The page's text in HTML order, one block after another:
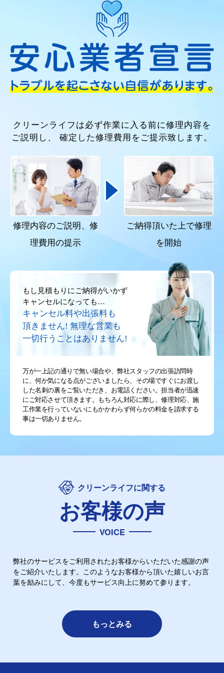
クリーンライフは必ず作業に入る前に修理内容を
ご説明し、
確定した修理費用をご提示致します。
修理内容のご説明、 修
理費用の提示
ご納得頂いた上で修理
を開始
もし見積もりにご納得がいかず
キャンセルになっても…
キャンセル料や出張料も
頂きません! 無理な営業も
一切行うことはありません!
万が一上記の通りで無い場合や、弊社スタッフの出張訪問時
に、何か気になる点がございましたら、その場ですぐにお渡し
した名刺の裏をご覧いただき、お電話ください。担当者が迅速
にご対応させて頂きます。もちろん対応に際し、修理対応、施
工作業を行っていないにもかかわらず何らかの料金を請求する
事は一切ありません。
クリーンライフに関する
お客様の声
VOICE
弊社のサービスをご利用されたお客様からいただいた感謝の声
をご紹介いたします。このようなお客様から頂いた嬉しいお言
葉を励みにして、今度もサービス向上に努めて参ります。
もっとみる